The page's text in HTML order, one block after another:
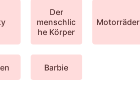
Der
menschlic
he Körper
Motorräder
Barbie